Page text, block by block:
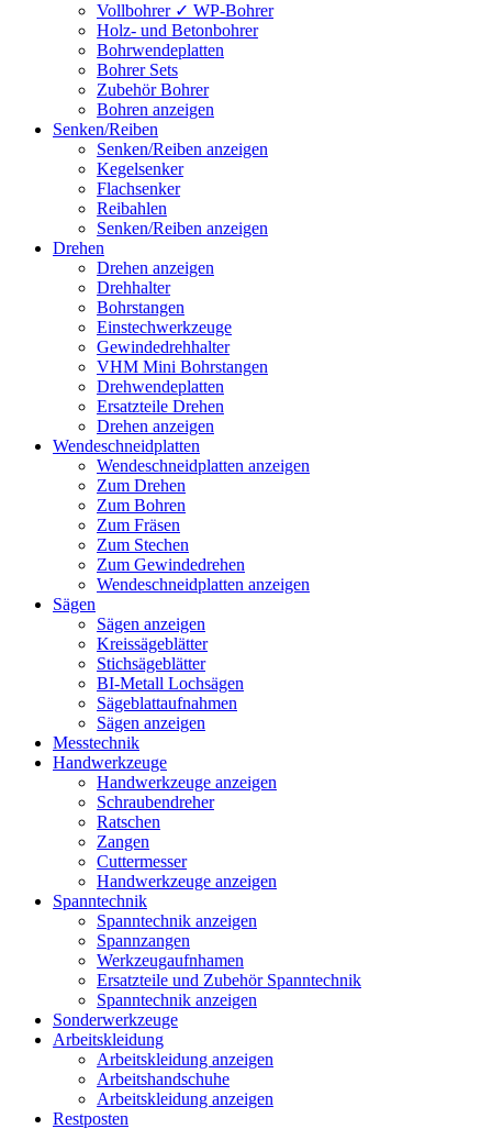
Vollbohrer ✓ WP-Bohrer
Holz- und Betonbohrer
Bohrwendeplatten
Bohrer Sets
Zubehör Bohrer
Bohren anzeigen
Senken/Reiben
Senken/Reiben anzeigen
Kegelsenker
Flachsenker
Reibahlen
Senken/Reiben anzeigen
Drehen
Drehen anzeigen
Drehhalter
Bohrstangen
Einstechwerkzeuge
Gewindedrehhalter
VHM Mini Bohrstangen
Drehwendeplatten
Ersatzteile Drehen
Drehen anzeigen
Wendeschneidplatten
Wendeschneidplatten anzeigen
Zum Drehen
Zum Bohren
Zum Fräsen
Zum Stechen
Zum Gewindedrehen
Wendeschneidplatten anzeigen
Sägen
Sägen anzeigen
Kreissägeblätter
Stichsägeblätter
BI-Metall Lochsägen
Sägeblattaufnahmen
Sägen anzeigen
Messtechnik
Handwerkzeuge
Handwerkzeuge anzeigen
Schraubendreher
Ratschen
Zangen
Cuttermesser
Handwerkzeuge anzeigen
Spanntechnik
Spanntechnik anzeigen
Spannzangen
Werkzeugaufnhamen
Ersatzteile und Zubehör Spanntechnik
Spanntechnik anzeigen
Sonderwerkzeuge
Arbeitskleidung
Arbeitskleidung anzeigen
Arbeitshandschuhe
Arbeitskleidung anzeigen
Restposten